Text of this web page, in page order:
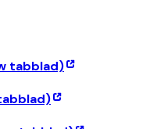
tabblad)